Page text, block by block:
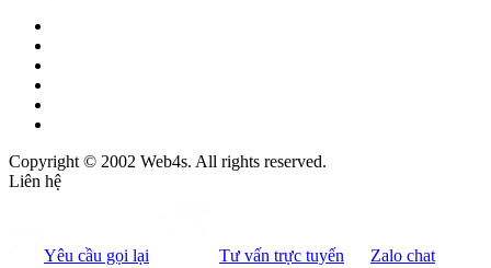
Copyright © 2002 Web4s. All rights reserved.
Liên hệ
Yêu cầu gọi lại Tư vấn trực tuyến Zalo chat